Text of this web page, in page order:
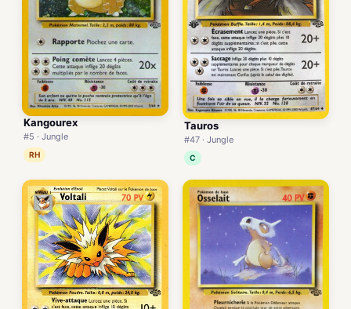
Kangourex
#5 · Jungle
RH
Tauros
#47 · Jungle
C